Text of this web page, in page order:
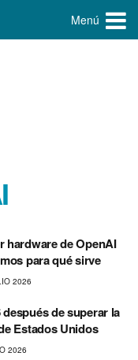
Menú
hardware de OpenAI
para qué sirve
2026
de superar la
Estados Unidos
2026